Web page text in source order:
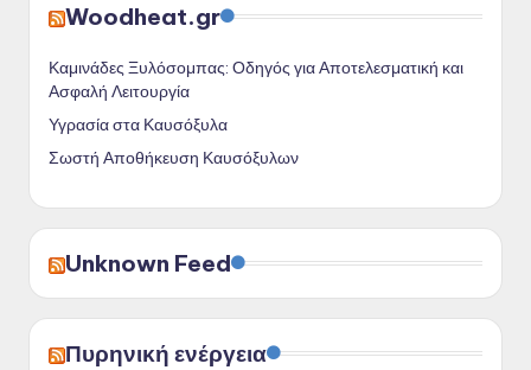
Woodheat.gr
Καμινάδες Ξυλόσομπας: Οδηγός για Αποτελεσματική και
Ασφαλή Λειτουργία
Υγρασία στα Καυσόξυλα
Σωστή Αποθήκευση Καυσόξυλων
Unknown Feed
Πυρηνική ενέργεια